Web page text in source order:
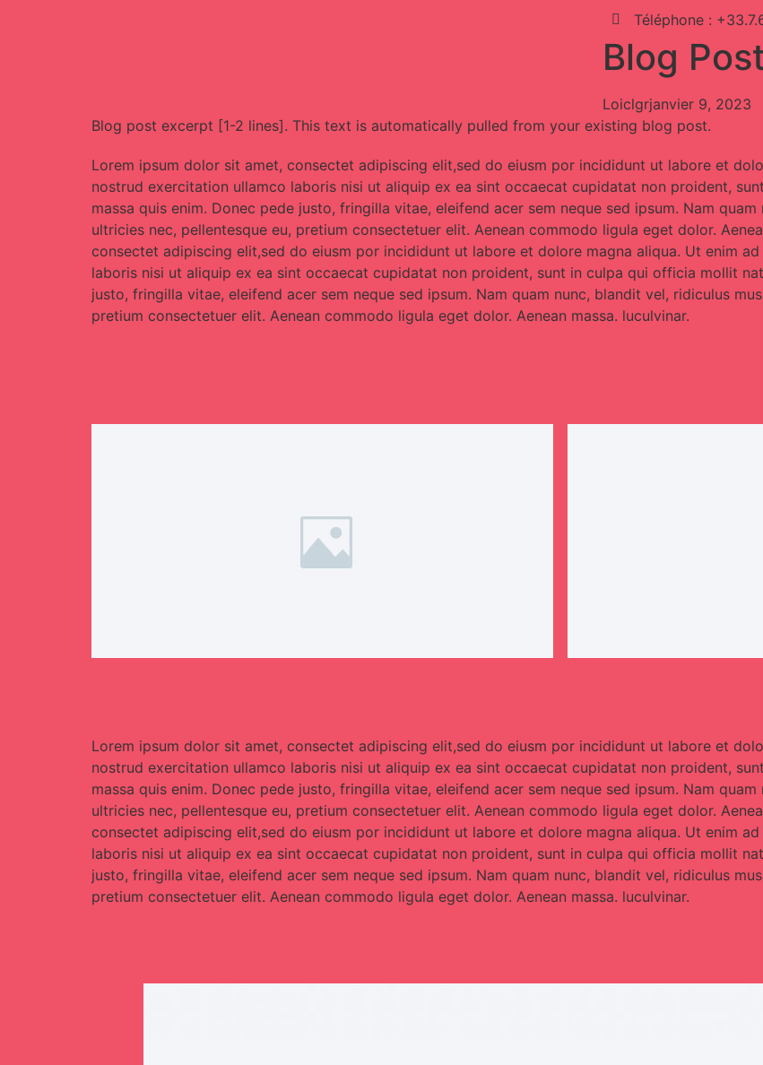
Téléphone :
Blog
Loiclgrjanvier 9, 2023
Blog post excerpt [1-2 lines]. This text is automatically pulled from your existing blog post.
Lorem ipsum dolor sit amet, consectet adipiscing elit,sed do eiusm por incididunt ut labore et
nostrud exercitation ullamco laboris nisi ut aliquip ex ea sint occaecat cupidatat non proident,
massa quis enim. Donec pede justo, fringilla vitae, eleifend acer sem neque sed ipsum. Nam
ultricies nec, pellentesque eu, pretium consectetuer elit. Aenean commodo ligula eget dolor.
consectet adipiscing elit,sed do eiusm por incididunt ut labore et dolore magna aliqua. Ut enim
laboris nisi ut aliquip ex ea sint occaecat cupidatat non proident, sunt in culpa qui officia mollit
justo, fringilla vitae, eleifend acer sem neque sed ipsum. Nam quam nunc, blandit vel, ridiculus
pretium consectetuer elit. Aenean commodo ligula eget dolor. Aenean massa. luculvinar.
Lorem ipsum dolor sit amet, consectet adipiscing elit,sed do eiusm por incididunt ut labore et
nostrud exercitation ullamco laboris nisi ut aliquip ex ea sint occaecat cupidatat non proident,
massa quis enim. Donec pede justo, fringilla vitae, eleifend acer sem neque sed ipsum. Nam
ultricies nec, pellentesque eu, pretium consectetuer elit. Aenean commodo ligula eget dolor.
consectet adipiscing elit,sed do eiusm por incididunt ut labore et dolore magna aliqua. Ut enim
laboris nisi ut aliquip ex ea sint occaecat cupidatat non proident, sunt in culpa qui officia mollit
justo, fringilla vitae, eleifend acer sem neque sed ipsum. Nam quam nunc, blandit vel, ridiculus
pretium consectetuer elit. Aenean commodo ligula eget dolor. Aenean massa. luculvinar.